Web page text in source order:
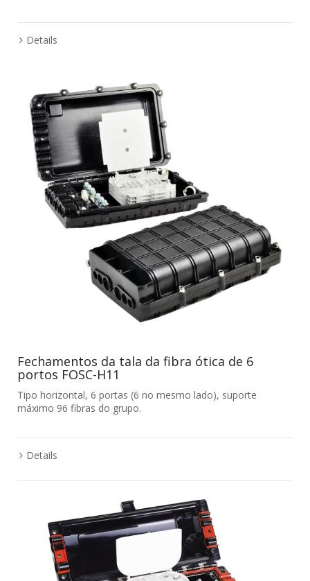
Details
Fechamentos da tala da fibra ótica de 6
portos FOSC-H11
Tipo horizontal, 6 portas (6 no mesmo lado), suporte
máximo 96 fibras do grupo.
Details